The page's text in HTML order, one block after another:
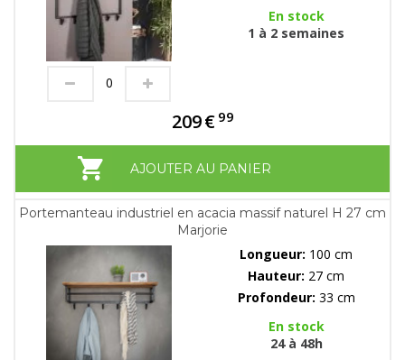
En stock
1 à 2 semaines
209€ 99
AJOUTER AU PANIER
Portemanteau industriel en acacia massif naturel H 27 cm
Marjorie
Longueur: 100 cm
Hauteur: 27 cm
Profondeur: 33 cm
En stock
24 à 48h